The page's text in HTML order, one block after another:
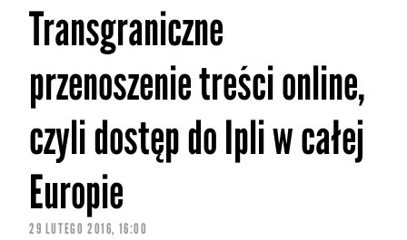
Transgraniczne
przenoszenie treści online,
czyli dostęp do Ipli w całej
Europie
29 LUTEGO 2016, 16:00